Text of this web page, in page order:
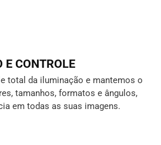
E CONTROLE
total da iluminação e mantemos o
tamanhos, formatos e ângulos,
em todas as suas imagens.